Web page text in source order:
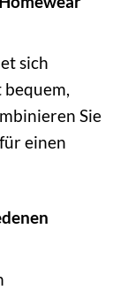
sich
bequem,
Sie
einen